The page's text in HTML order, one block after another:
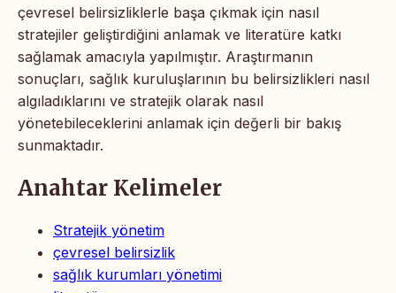
çevresel belirsizliklerle başa çıkmak için nasıl
stratejiler geliştirdiğini anlamak ve literatüre katkı
sağlamak amacıyla yapılmıştır. Araştırmanın
sonuçları, sağlık kuruluşlarının bu belirsizlikleri nasıl
algıladıklarını ve stratejik olarak nasıl
yönetebileceklerini anlamak için değerli bir bakış
sunmaktadır.
Anahtar Kelimeler
Stratejik yönetim
çevresel belirsizlik
sağlık kurumları yönetimi